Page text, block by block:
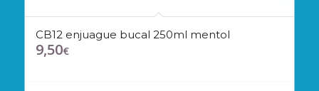
CB12 enjuague bucal 250ml mentol
9,50€